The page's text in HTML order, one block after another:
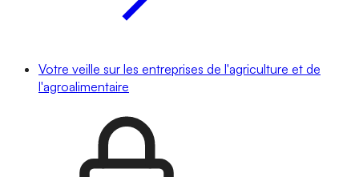
Votre veille sur les entreprises de l'agriculture et de
l'agroalimentaire